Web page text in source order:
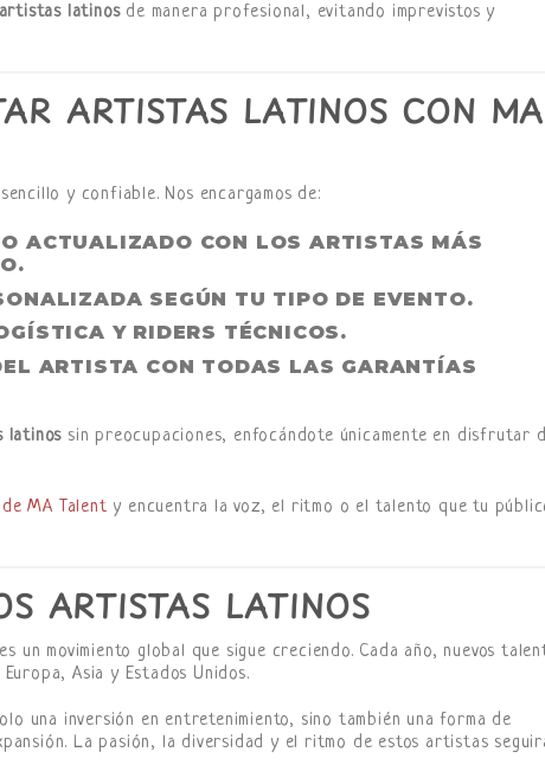
latinosde manera profesional, evitando imprevistos y
ARTISTAS LATINOS CON MA
y confiable. Nos encargamos de:
ACTUALIZADO CON LOS ARTISTAS MÁS
SEGÚN TU TIPO DE EVENTO.
Y RIDERS TÉCNICOS.
ARTISTA CON TODAS LAS GARANTÍAS
latinos sin preocupaciones, enfocándote únicamente en disfrutar
MA Talent y encuentra la voz, el ritmo o el talento que tu
ARTISTAS LATINOS
un movimiento global que sigue creciendo. Cada año, nuevos
Asia y Estados Unidos.
una inversión en entretenimiento, sino también una forma de
La pasión, la diversidad y el ritmo de estos artistas